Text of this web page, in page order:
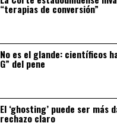
“terapias de conversión”
No es el glande: científicos
G” del pene
El ‘ghosting’ puede ser más
rechazo claro